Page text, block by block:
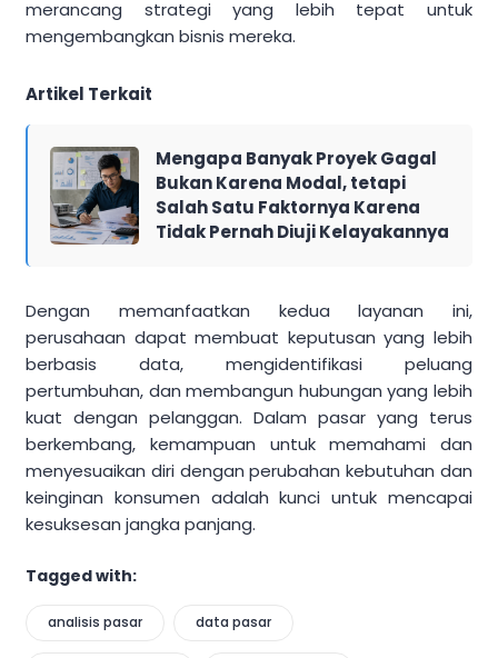
merancang strategi yang lebih tepat untuk
mengembangkan bisnis mereka.
Artikel Terkait
Mengapa Banyak Proyek Gagal
Bukan Karena Modal, tetapi
Salah Satu Faktornya Karena
Tidak Pernah Diuji Kelayakannya
Dengan memanfaatkan kedua layanan ini,
perusahaan dapat membuat keputusan yang lebih
berbasis data, mengidentifikasi peluang
pertumbuhan, dan membangun hubungan yang lebih
kuat dengan pelanggan. Dalam pasar yang terus
berkembang, kemampuan untuk memahami dan
menyesuaikan diri dengan perubahan kebutuhan dan
keinginan konsumen adalah kunci untuk mencapai
kesuksesan jangka panjang.
Tagged with:
analisis pasar data pasar